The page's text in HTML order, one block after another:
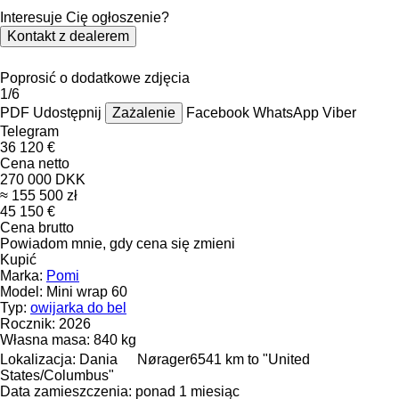
Interesuje Cię ogłoszenie?
Kontakt z dealerem
Poprosić o dodatkowe zdjęcia
1/6
PDF Udostępnij Zażalenie Facebook WhatsApp Viber
Telegram
36 120 €
Cena netto
270 000 DKK
≈ 155 500 zł
45 150 €
Cena brutto
Powiadom mnie, gdy cena się zmieni
Kupić
Marka: Pomi
Model: Mini wrap 60
Typ: owijarka do bel
Rocznik: 2026
Własna masa: 840 kg
Lokalizacja: Dania Nørager6541 km to "United
States/Columbus"
Data zamieszczenia: ponad 1 miesiąc